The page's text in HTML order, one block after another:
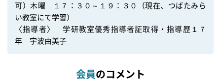
可）木曜　１７：３０～１９：３０（現在、つばたみら
い教室にて学習）
〈指導者〉　学研教室優秀指導者証取得・指導歴１７
年　宇波由美子
会員のコメント